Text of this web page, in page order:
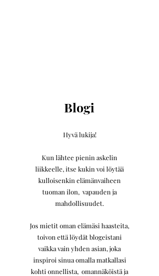
Blogi
Hyvä lukija!
Kun lähtee pienin askelin
liikkeelle,itse kukin voi löytää
kulloisenkin elämänvaiheen
tuoman ilon, vapauden ja
mahdollisuudet.
Jos mietit oman elämäsi haasteita,
toivon että löydät blogeistani
vaikka vain yhden asian, joka
inspiroi sinua omalla matkallasi
kohti onnellista, omannäköistä ja